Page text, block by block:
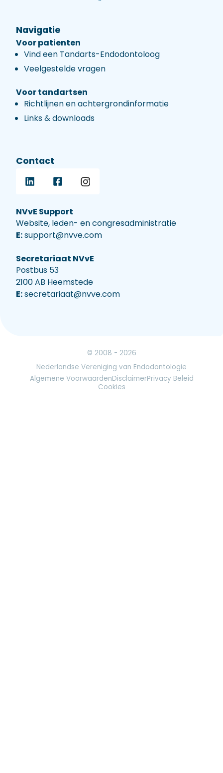
Navigatie
Voor patienten
Vind een Tandarts-Endodontoloog
Veelgestelde vragen
Voor tandartsen
Richtlijnen en achtergrondinformatie
Links & downloads
Contact
NVvE Support
Website, leden- en congresadministratie
E:support@nvve.com
Secretariaat NVvE
Postbus 53
2100 AB Heemstede
E:secretariaat@nvve.com
© 2008 - 2026
Nederlandse Vereniging van Endodontologie
Algemene VoorwaardenDisclaimerPrivacy Beleid
Cookies